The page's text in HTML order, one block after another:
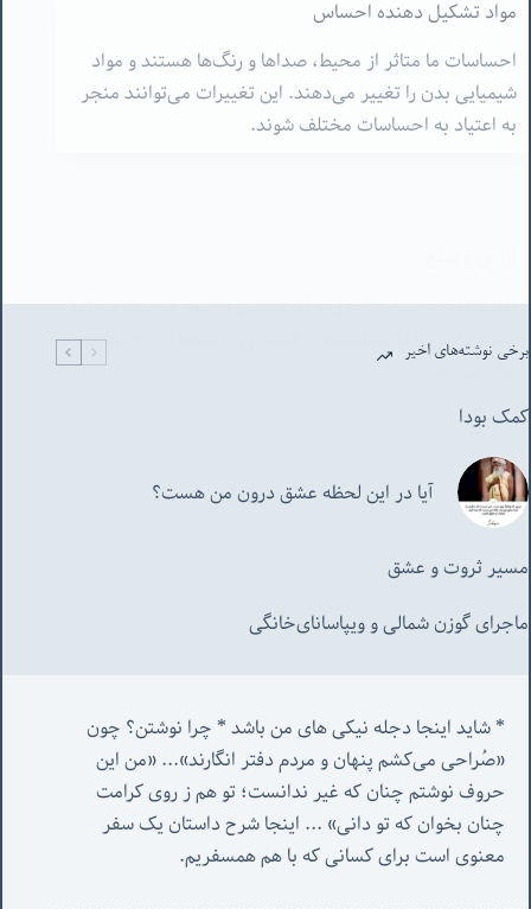
احساسات ما متاثر از محیط، صداها و رنگ‌ها هستند و مواد
شیمیایی بدن را تغییر می‌دهند. این تغییرات می‌توانند منجر
به اعتیاد به احساسات مختلف شوند.
برخی نوشته‌های اخیر
کمک بودا
آیا در این لحظه عشق درون من هست؟
مسیر ثروت و عشق
ماجرای گوزن شمالی و‌ ویپاسانای‌خانگی
«صُراحی می‌کشم پنهان‌ و مردم‌ دفتر انگارند»... «
چنان بخوان که تو دانی» ...
معنوی است برای کسانی که با هم همسفریم.